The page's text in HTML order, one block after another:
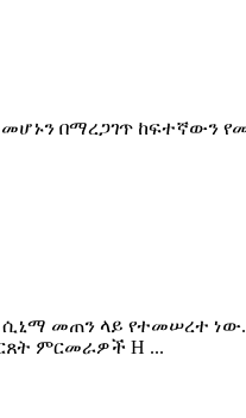
በማረጋገጥ ከፍተኛውን
መጠን ላይ የተመሠረተ
ምርመራዎች H ...